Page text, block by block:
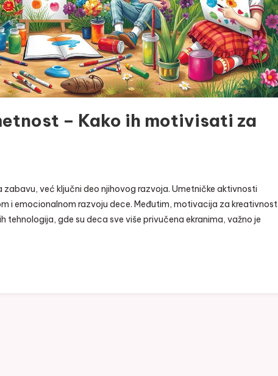
– Kako ih motivisati za
već ključni deo njihovog razvoja. Umetničke aktivnosti
i emocionalnom razvoju dece. Međutim, motivacija za kreativnost
gde su deca sve više privučena ekranima, važno je